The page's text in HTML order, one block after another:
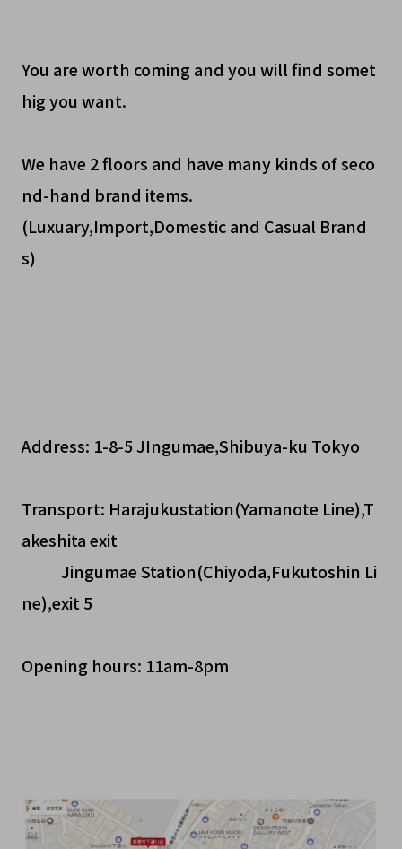
You are worth coming and you will find somet
hig you want.
We have 2 floors and have many kinds of seco
nd-hand brand items.
(Luxuary,Import,Domestic and Casual Brand
s)
Address: 1-8-5 JIngumae,Shibuya-ku Tokyo
Transport: Harajukustation(Yamanote Line),T
akeshita exit
Jingumae Station(Chiyoda,Fukutoshin Li
ne),exit 5
Opening hours: 11am-8pm